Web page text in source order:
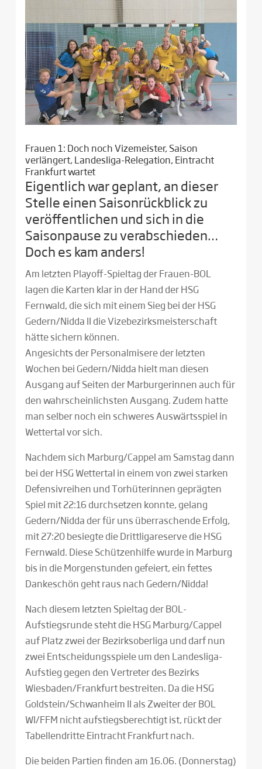
Frauen 1: Doch noch Vizemeister, Saison
verlängert, Landesliga-Relegation, Eintracht
Frankfurt wartet
Eigentlich war geplant, an dieser
Stelle einen Saisonrückblick zu
veröffentlichen und sich in die
Saisonpause zu verabschieden…
Doch es kam anders!
Am letzten Playoff-Spieltag der Frauen-BOL
lagen die Karten klar in der Hand der HSG
Fernwald, die sich mit einem Sieg bei der HSG
Gedern/Nidda II die Vizebezirksmeisterschaft
hätte sichern können.
Angesichts der Personalmisere der letzten
Wochen bei Gedern/Nidda hielt man diesen
Ausgang auf Seiten der Marburgerinnen auch für
den wahrscheinlichsten Ausgang. Zudem hatte
man selber noch ein schweres Auswärtsspiel in
Wettertal vor sich.
Nachdem sich Marburg/Cappel am Samstag dann
bei der HSG Wettertal in einem von zwei starken
Defensivreihen und Torhüterinnen geprägten
Spiel mit 22:16 durchsetzen konnte, gelang
Gedern/Nidda der für uns überraschende Erfolg,
mit 27:20 besiegte die Drittligareserve die HSG
Fernwald. Diese Schützenhilfe wurde in Marburg
bis in die Morgenstunden gefeiert, ein fettes
Dankeschön geht raus nach Gedern/Nidda!
Nach diesem letzten Spieltag der BOL-
Aufstiegsrunde steht die HSG Marburg/Cappel
auf Platz zwei der Bezirksoberliga und darf nun
zwei Entscheidungsspiele um den Landesliga-
Aufstieg gegen den Vertreter des Bezirks
Wiesbaden/Frankfurt bestreiten. Da die HSG
Goldstein/Schwanheim II als Zweiter der BOL
WI/FFM nicht aufstiegsberechtigt ist, rückt der
Tabellendritte Eintracht Frankfurt nach.
Die beiden Partien finden am 16.06. (Donnerstag)